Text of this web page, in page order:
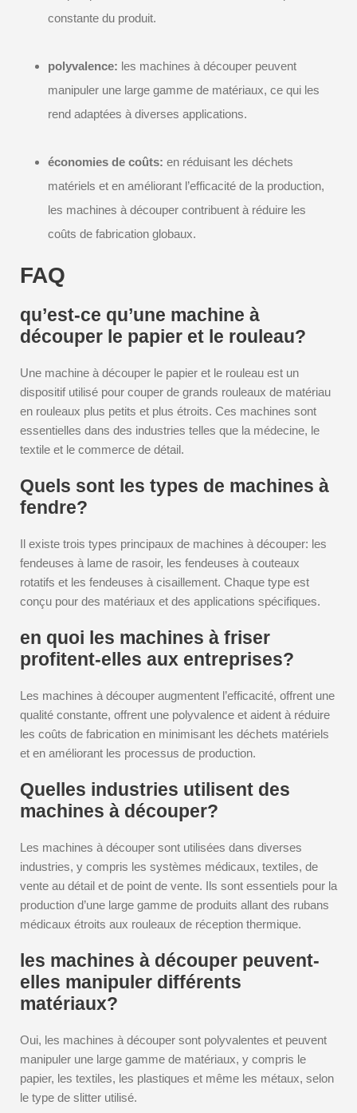
constante du produit.
polyvalence: les machines à découper peuvent
manipuler une large gamme de matériaux, ce qui les
rend adaptées à diverses applications.
économies de coûts: en réduisant les déchets
matériels et en améliorant l’efficacité de la production,
les machines à découper contribuent à réduire les
coûts de fabrication globaux.
FAQ
qu’est-ce qu’une machine à
découper le papier et le rouleau?
Une machine à découper le papier et le rouleau est un
dispositif utilisé pour couper de grands rouleaux de matériau
en rouleaux plus petits et plus étroits. Ces machines sont
essentielles dans des industries telles que la médecine, le
textile et le commerce de détail.
Quels sont les types de machines à
fendre?
Il existe trois types principaux de machines à découper: les
fendeuses à lame de rasoir, les fendeuses à couteaux
rotatifs et les fendeuses à cisaillement. Chaque type est
conçu pour des matériaux et des applications spécifiques.
en quoi les machines à friser
profitent-elles aux entreprises?
Les machines à découper augmentent l’efficacité, offrent une
qualité constante, offrent une polyvalence et aident à réduire
les coûts de fabrication en minimisant les déchets matériels
et en améliorant les processus de production.
Quelles industries utilisent des
machines à découper?
Les machines à découper sont utilisées dans diverses
industries, y compris les systèmes médicaux, textiles, de
vente au détail et de point de vente. Ils sont essentiels pour la
production d’une large gamme de produits allant des rubans
médicaux étroits aux rouleaux de réception thermique.
les machines à découper peuvent-
elles manipuler différents
matériaux?
Oui, les machines à découper sont polyvalentes et peuvent
manipuler une large gamme de matériaux, y compris le
papier, les textiles, les plastiques et même les métaux, selon
le type de slitter utilisé.